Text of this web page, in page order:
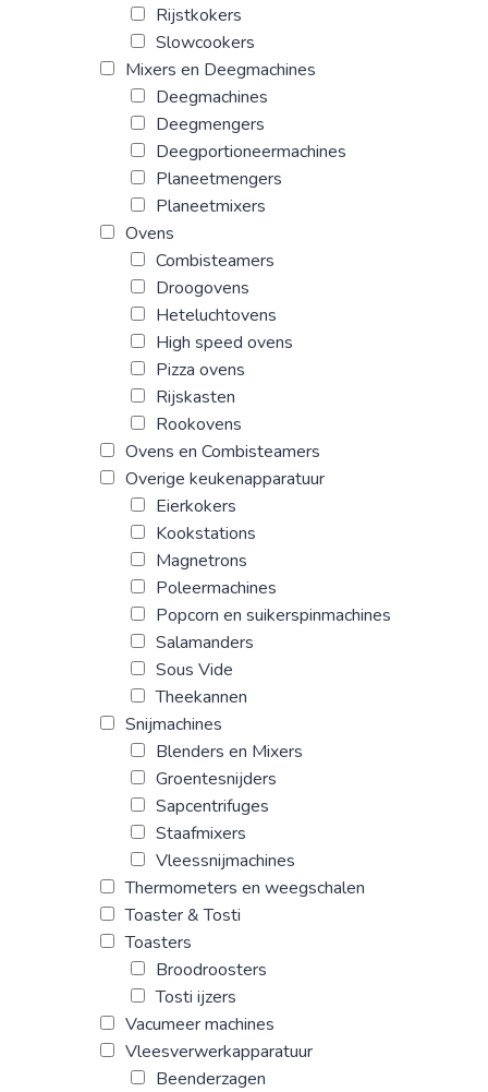
Rijstkokers
Slowcookers
Mixers en Deegmachines
Deegmachines
Deegmengers
Deegportioneermachines
Planeetmengers
Planeetmixers
Ovens
Combisteamers
Droogovens
Heteluchtovens
High speed ovens
Pizza ovens
Rijskasten
Rookovens
Ovens en Combisteamers
Overige keukenapparatuur
Eierkokers
Kookstations
Magnetrons
Poleermachines
Popcorn en suikerspinmachines
Salamanders
Sous Vide
Theekannen
Snijmachines
Blenders en Mixers
Groentesnijders
Sapcentrifuges
Staafmixers
Vleessnijmachines
Thermometers en weegschalen
Toaster & Tosti
Toasters
Broodroosters
Tosti ijzers
Vacumeer machines
Vleesverwerkapparatuur
Beenderzagen